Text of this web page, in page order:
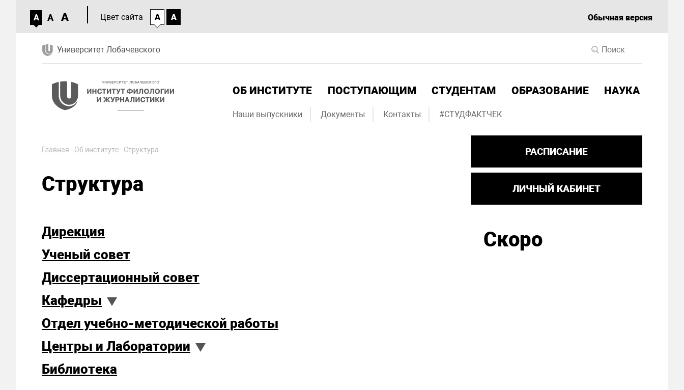
A A A Цвет сайта A A Обычная версия
Университет Лобачевского
ОБ ИНСТИТУТЕ ПОСТУПАЮЩИМ СТУДЕНТАМ ОБРАЗОВАНИЕ НАУКА
Наши выпускники Документы Контакты #СТУДФАКТЧЕК
Главная - Об институте- Структура
Структура
Дирекция
Ученый совет
Диссертационный совет
Кафедры
Отдел учебно-методической работы
Центры и Лаборатории
Библиотека
РАСПИСАНИЕ
ЛИЧНЫЙ КАБИНЕТ
Скоро